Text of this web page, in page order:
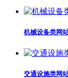
机械设备类网
交通设施类网